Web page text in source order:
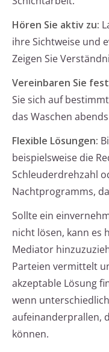
Hören Sie aktiv zu:
ihre Sichtweise und
Zeigen Sie
Vereinbaren Sie
Sie sich auf
das Waschen
Flexible Lösungen:
beispielsweise die
Schleuderdrehzahl
Nachtprogramms,
Sollte ein
nicht lösen, kann es
Mediator
Parteien vermittelt
akzeptable Lösung
wenn
aufeinanderprallen,
können.